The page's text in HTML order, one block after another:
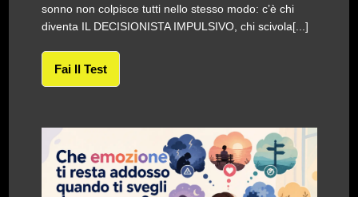
sonno non colpisce tutti nello stesso modo: c’è chi
diventa IL DECISIONISTA IMPULSIVO, chi scivola[...]
Fai Il Test